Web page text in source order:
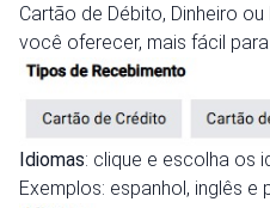
Cartão de Débito, Dinheiro
você oferecer, mais fácil
Idiomas: clique e escolha os
Exemplos: espanhol, inglês e